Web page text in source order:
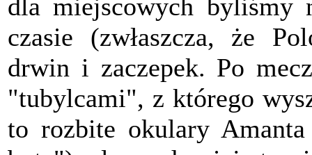
dla miejscowych byliśmy
czasie (zwłaszcza, że
drwin i zaczepek. Po
"tubylcami", z którego
to rozbite okulary